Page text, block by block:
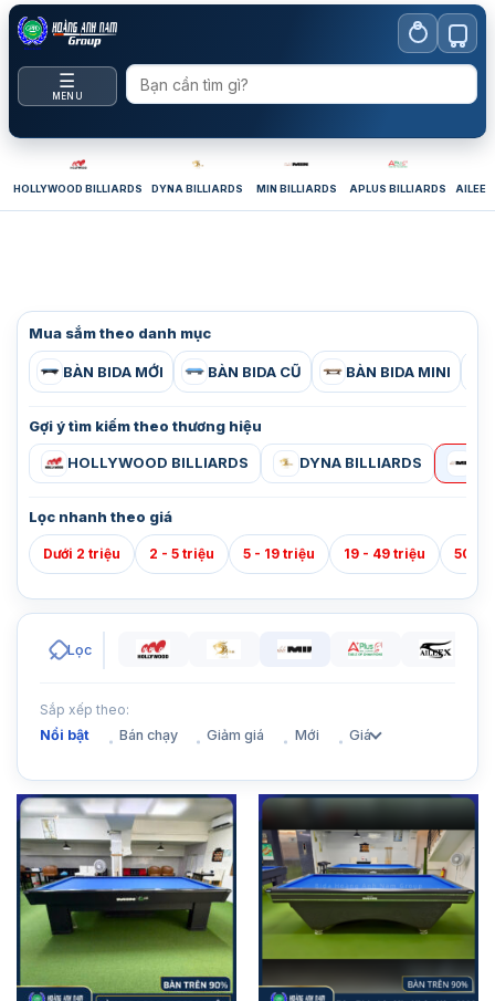
Bỏ
qua
nội
☰
MENU
HOLLYWOOD BILLIARDS DYNA BILLIARDS MIN BILLIARDS APLUS BILLIARDS
Mua sắm theo danh mục
BÀN BIDA MỚI BÀN BIDA CŨ BÀN BIDA MINI
Gợi ý tìm kiếm theo thương hiệu
HOLLYWOOD BILLIARDS DYNA BILLIARDS
Lọc nhanh theo giá
Dưới 2 triệu 2 - 5 triệu 5 - 19 triệu 19 - 49 triệu 50 -
Lọc
Sắp xếp theo:
Nổi bật
Bán chạy Giảm giá Mới Giá